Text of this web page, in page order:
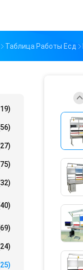
Таблица Работы Есд